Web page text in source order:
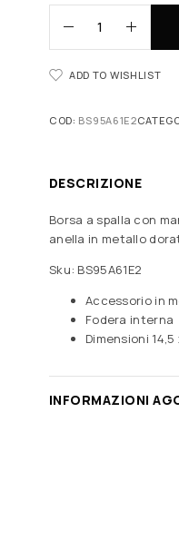
ADD TO WISHLIST
COD: BS95A61E2
DESCRIZIONE
Borsa a spalla con
anella in metallo
Sku: BS95A61E2
Accessorio in
Fodera interna
Dimensioni
INFORMAZIONI